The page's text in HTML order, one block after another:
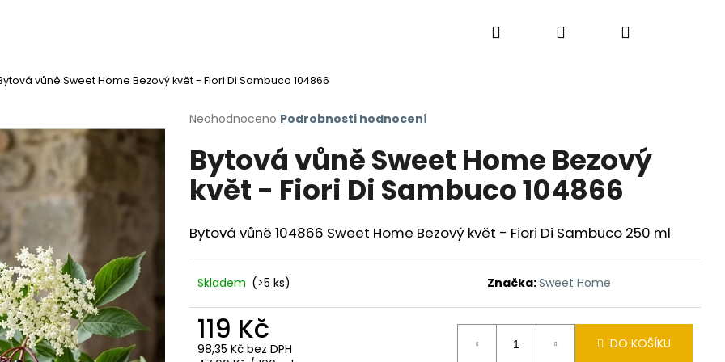
Hledat PřihlášeníNákupní
vůně Sweet Home Bezový květ - Fiori Di Sambuco 104866
Průměrné
produktu
je
0,0
hvězdiček.
Neohodnoceno Podrobnosti hodnocení
Bytová vůně Sweet Home Bezový
květ - Fiori Di Sambuco 104866
Bytová vůně 104866 Sweet Home Bezový květ - Fiori Di Sambuco 250 ml
Skladem (>5 ks) Značka:Sweet Home
119 Kč
98,35 Kč bez DPH
DO KOŠÍKU
Co potřebujete najít?
HLEDAT
Doporučujeme